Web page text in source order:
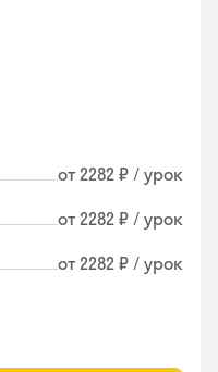
от 2282 ₽ / урок
от 2282 ₽ / урок
от 2282 ₽ / урок